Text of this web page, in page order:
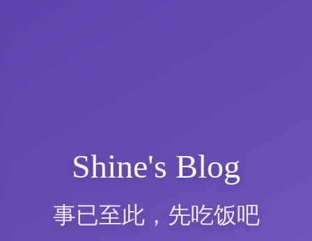
Shine's Blog
事已至此，先吃饭吧